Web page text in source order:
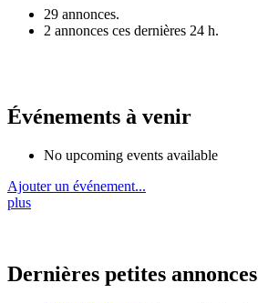
29 annonces.
2 annonces ces dernières 24 h.
Événements à venir
No upcoming events available
Ajouter un événement...
plus
Dernières petites annonces